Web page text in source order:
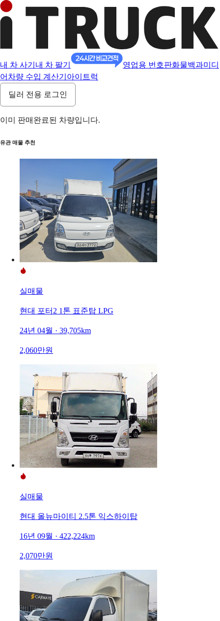
내 차 사기 내 차 팔기 영업용 번호판화물백과미디
어 차량 수입 계산기 아이트럭
딜러 전용 로그인
이미 판매완료된 차량입니다.
유관 매물 추천
실매물
현대 포터2 1톤 표준탑 LPG
24년 04월 · 39,705km
2,060만원
실매물
현대 올뉴마이티 2.5톤 익스하이탑
16년 09월 · 422,224km
2,070만원